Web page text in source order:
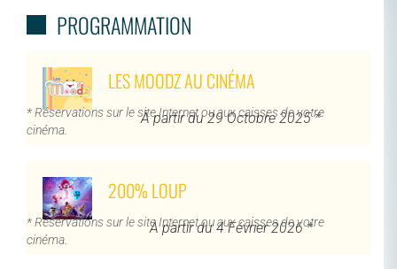
PROGRAMMATION
LES MOODZ AU CINÉMA
À partir du 29 Octobre 2025 *
* Réservations sur le site Internet ou aux caisses de votre
cinéma.
200% LOUP
À partir du 4 Février 2026 *
* Réservations sur le site Internet ou aux caisses de votre
cinéma.